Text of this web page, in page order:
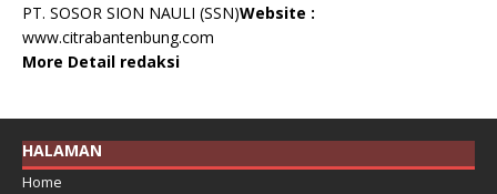
PT. SOSOR SION NAULI (SSN)Website :
www.citrabantenbung.com
More Detail redaksi
HALAMAN
Home